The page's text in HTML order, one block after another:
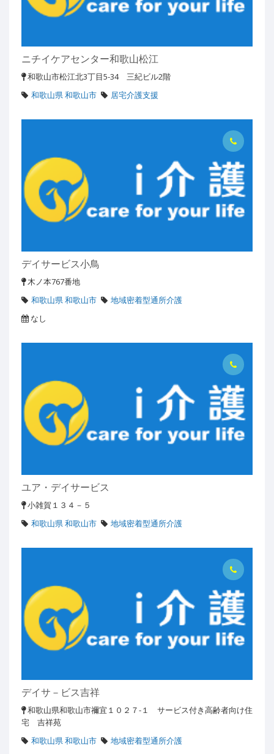
ニチイケアセンター和歌山松江
和歌山市松江北3丁目5-34 三紀ビル2階
和歌山県 和歌山市
居宅介護支援
デイサービス小鳥
木ノ本767番地
和歌山県 和歌山市
地域密着型通所介護
なし
ユア・デイサービス
小雑賀１３４－５
和歌山県 和歌山市
地域密着型通所介護
デイサ－ビス吉祥
和歌山県和歌山市禰宜１０２７-１ サービス付き高齢者向け住
宅 吉祥苑
和歌山県 和歌山市
地域密着型通所介護